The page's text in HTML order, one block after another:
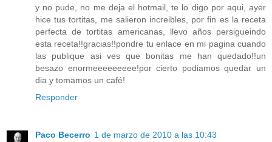
y no pude, no me deja el hotmail, te lo digo por aqui, ayer
hice tus tortitas, me salieron increibles, por fin es la receta
perfecta de tortitas americanas, llevo años persigueindo
esta receta!!gracias!!pondre tu enlace en mi pagina cuando
las publique asi ves que bonitas me han quedado!!un
besazo enormeeeeeeeee!por cierto podiamos quedar un
dia y tomamos un café!
Responder
Paco Becerro 1 de marzo de 2010 a las 10:43